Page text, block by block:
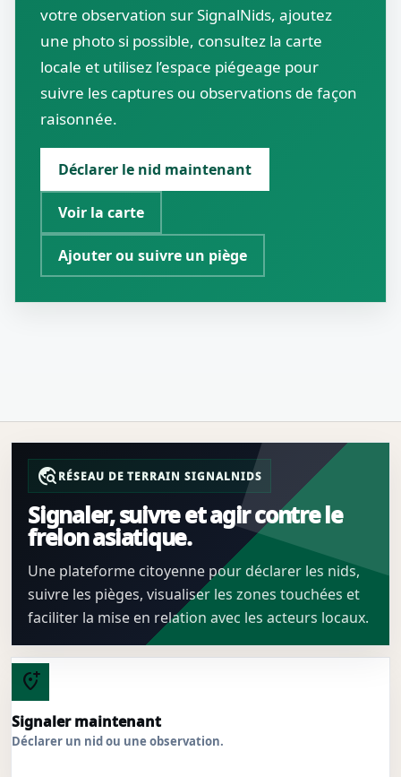
votre observation sur SignalNids, ajoutez
une photo si possible, consultez la carte
locale et utilisez l’espace piégeage pour
suivre les captures ou observations de façon
raisonnée.
Déclarer le nid maintenant
Voir la carte
Ajouter ou suivre un piège
travel_exploreRÉSEAU DE TERRAIN SIGNALNIDS
Signaler, suivre et agir contre le
frelon asiatique.
Une plateforme citoyenne pour déclarer les nids,
suivre les pièges, visualiser les zones touchées et
faciliter la mise en relation avec les acteurs locaux.
add_location_alt
Signaler maintenant
Déclarer un nid ou une observation.